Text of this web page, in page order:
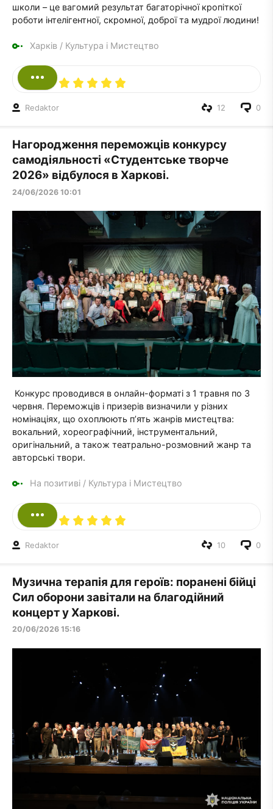
школи – це вагомий результат багаторічної кропіткої
роботи інтелігентної, скромної, доброї та мудрої людини!
Харків / Культура і Мистецтво
Redaktor 0
12
Нагородження переможців конкурсу
самодіяльності «Студентське творче
2026» відбулося в Харкові.
24/06/2026 10:01
Конкурс проводився в онлайн-форматі з 1 травня по 3
червня. Переможців і призерів визначили у різних
номінаціях, що охоплюють п’ять жанрів мистецтва:
вокальний, хореографічний, інструментальний,
оригінальний, а також театрально-розмовний жанр та
авторські твори.
На позитиві / Культура і Мистецтво
Redaktor 0
10
Музична терапія для героїв: поранені бійці
Сил оборони завітали на благодійний
концерт у Харкові.
20/06/2026 15:16